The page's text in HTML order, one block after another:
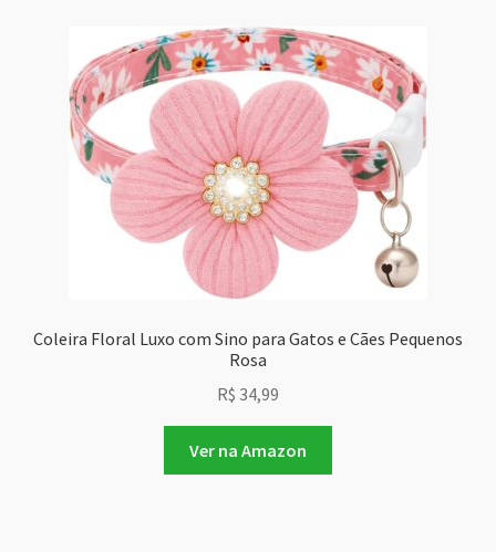
Coleira Floral Luxo com Sino para Gatos e Cães Pequenos
Rosa
R$ 34,99
Ver na Amazon